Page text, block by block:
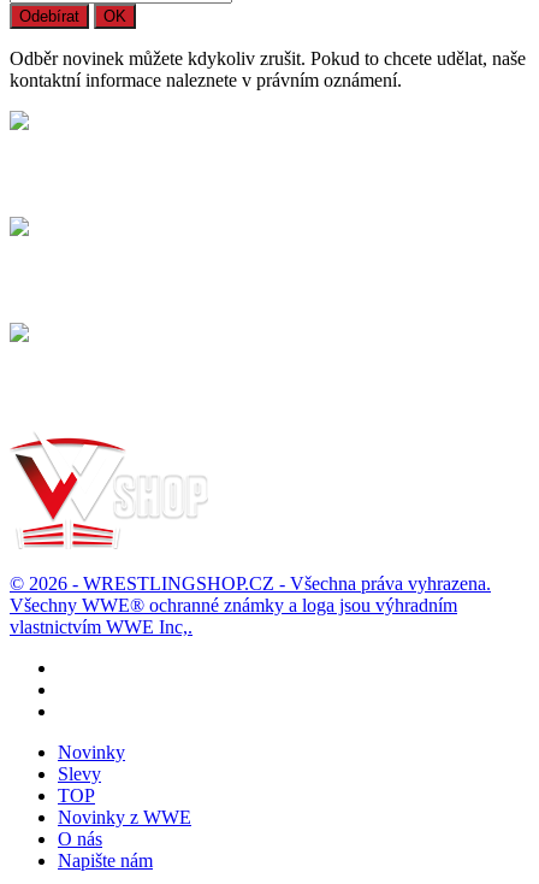
Odběr novinek můžete kdykoliv zrušit. Pokud to chcete udělat, naše
kontaktní informace naleznete v právním oznámení.
© 2026 - WRESTLINGSHOP.CZ - Všechna práva vyhrazena.
Všechny WWE® ochranné známky a loga jsou výhradním
vlastnictvím WWE Inc,.
Novinky
Slevy
TOP
Novinky z WWE
O nás
Napište nám